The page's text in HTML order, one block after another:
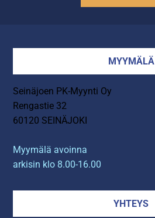
MYYMÄLÄ
Seinäjoen PK-Myynti Oy
Rengastie 32
60120 SEINÄJOKI
Myymälä avoinna
arkisin klo 8.00-16.00
YHTEYS